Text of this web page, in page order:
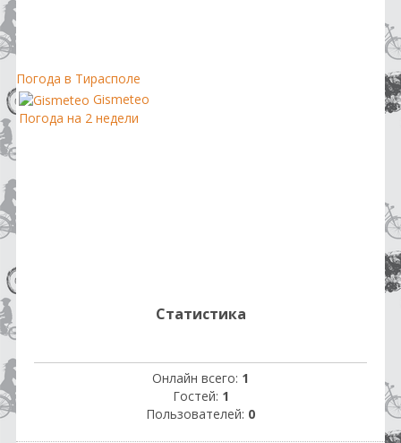
Погода в Тирасполе
Gismeteo
Погода на 2 недели
Статистика
Онлайн всего: 1
Гостей: 1
Пользователей: 0